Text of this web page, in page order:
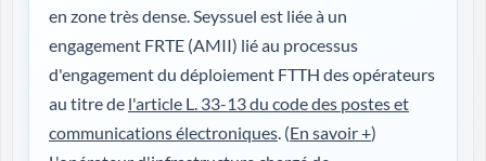
en zone très dense. Seyssuel est liée à un
engagement FRTE (AMII) lié au processus
d'engagement du déploiement FTTH des opérateurs
au titre de l'article L. 33-13 du code des postes et
communications électroniques. (En savoir +)